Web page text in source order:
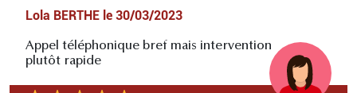
Lola BERTHE le 30/03/2023
Appel téléphonique bref mais intervention
plutôt rapide